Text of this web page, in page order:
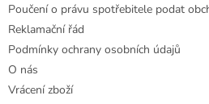
Poučení o právu spotřebitele podat
Reklamační řád
Podmínky ochrany osobních údajů
O nás
Vrácení zboží